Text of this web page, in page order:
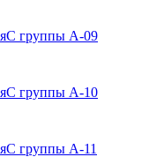
группы А-09
группы А-10
группы А-11